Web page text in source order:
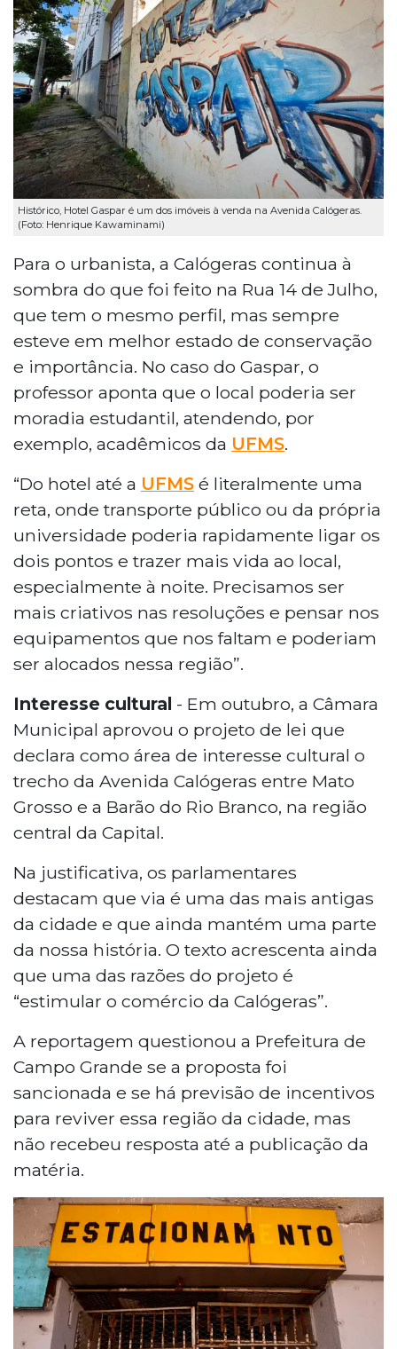
Histórico, Hotel Gaspar é um dos imóveis à venda na Avenida Calógeras.
(Foto: Henrique Kawaminami)
Para o urbanista, a Calógeras continua à
sombra do que foi feito na Rua 14 de Julho,
que tem o mesmo perfil, mas sempre
esteve em melhor estado de conservação
e importância. No caso do Gaspar, o
professor aponta que o local poderia ser
moradia estudantil, atendendo, por
exemplo, acadêmicos da UFMS.
“Do hotel até a UFMS é literalmente uma
reta, onde transporte público ou da própria
universidade poderia rapidamente ligar os
dois pontos e trazer mais vida ao local,
especialmente à noite. Precisamos ser
mais criativos nas resoluções e pensar nos
equipamentos que nos faltam e poderiam
ser alocados nessa região”.
Interesse cultural - Em outubro, a Câmara
Municipal aprovou o projeto de lei que
declara como área de interesse cultural o
trecho da Avenida Calógeras entre Mato
Grosso e a Barão do Rio Branco, na região
central da Capital.
Na justificativa, os parlamentares
destacam que via é uma das mais antigas
da cidade e que ainda mantém uma parte
da nossa história. O texto acrescenta ainda
que uma das razões do projeto é
“estimular o comércio da Calógeras”.
A reportagem questionou a Prefeitura de
Campo Grande se a proposta foi
sancionada e se há previsão de incentivos
para reviver essa região da cidade, mas
não recebeu resposta até a publicação da
matéria.